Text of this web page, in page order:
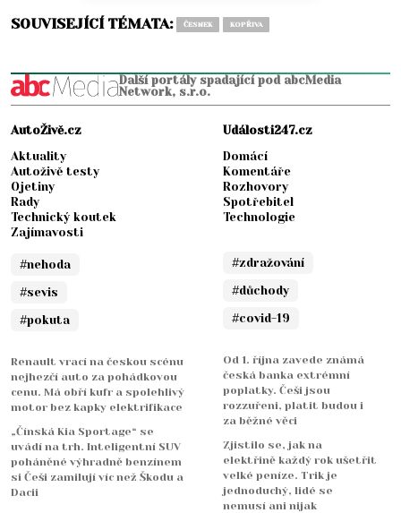
SOUVISEJÍCÍ TÉMATA: ČESNEK KOPŘIVA
Další portály spadající pod abcMedia
Network, s.r.o.
AutoŽivě.cz
Aktuality
Autoživě testy
Ojetiny
Rady
Technický koutek
Zajímavosti
#nehoda
#sevis
#pokuta
Renault vrací na českou scénu
nejhezčí auto za pohádkovou
cenu. Má obří kufr a spolehlivý
motor bez kapky elektrifikace
„Čínská Kia Sportage“ se
uvádí na trh. Inteligentní SUV
poháněné výhradně benzínem
si Češi zamilují víc než Škodu a
Dacii
Události247.cz
Domácí
Komentáře
Rozhovory
Spotřebitel
Technologie
#zdražování
#důchody
#covid-19
Od 1. října zavede známá
česká banka extrémní
poplatky. Češi jsou
rozzuřeni, platit budou i
za běžné věci
Zjistilo se, jak na
elektřině každý rok ušetřit
velké peníze. Trik je
jednoduchý, lidé se
nemusí ani nijak